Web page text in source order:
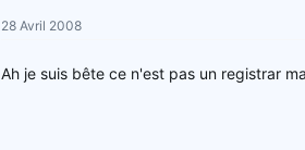
28 Avril 2008
Ah je suis bête ce n'est pas un registrar